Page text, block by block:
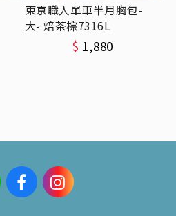
東京職人單車半月胸包-
大- 焙茶棕7316L
$ 1,880